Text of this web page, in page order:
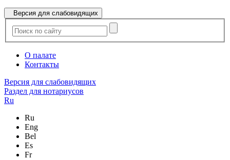
Версия для слабовидящих
О палате
Контакты
Версия для слабовидящих
Раздел для нотариусов
Ru
Ru
Eng
Bel
Es
Fr